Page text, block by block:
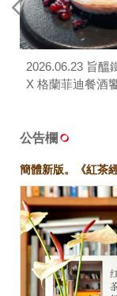
2026.06.23 旨醞
X 格蘭菲迪餐酒
公告欄
簡體新版。《紅茶經